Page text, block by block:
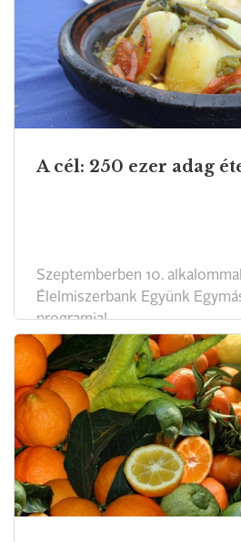
A cél: 250 ezer adag
Szeptemberben 10.
Élelmiszerbank Együnk
programja!